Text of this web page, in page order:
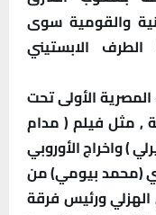
والقومية سوى
الابستيني
الأولى تحت
, مثل فيلم ( مدام
الجزايرلي ) واخراج الأوروبي
(محمد بيومي) من
الهزلي ورئيس فرقة